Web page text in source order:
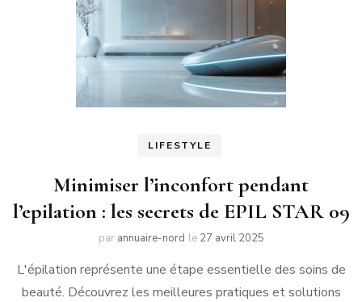
LIFESTYLE
Minimiser l’inconfort pendant
l’epilation : les secrets de EPIL STAR 09
par annuaire-nord le 27 avril 2025
L'épilation représente une étape essentielle des soins de
beauté. Découvrez les meilleures pratiques et solutions